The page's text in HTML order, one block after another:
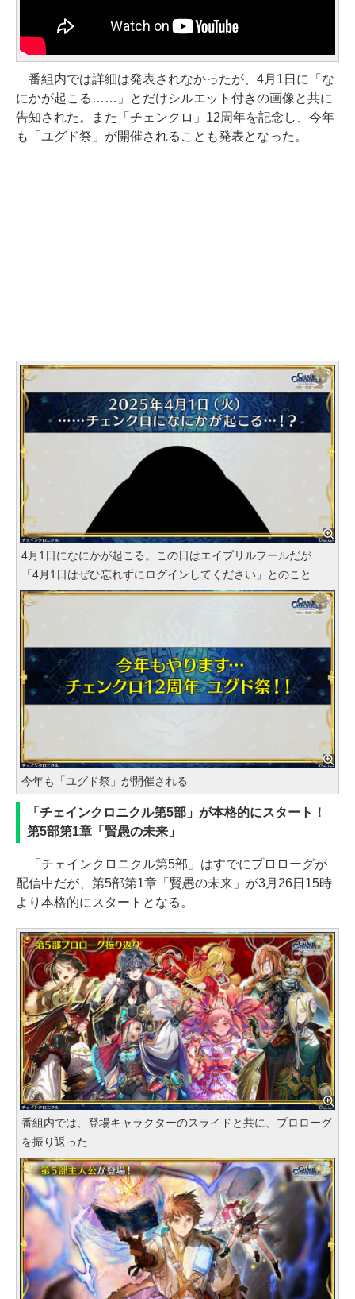
番組内では詳細は発表されなかったが、4月1日に「な
にかが起こる……」とだけシルエット付きの画像と共に
告知された。また「チェンクロ」12周年を記念し、今年
も「ユグド祭」が開催されることも発表となった。
4月1日になにかが起こる。この日はエイプリルフールだが……
「4月1日はぜひ忘れずにログインしてください」とのこと
今年も「ユグド祭」が開催される
「チェインクロニクル第5部」が本格的にスタート！
第5部第1章「賢愚の未来」
「チェインクロニクル第5部」はすでにプロローグが
配信中だが、第5部第1章「賢愚の未来」が3月26日15時
より本格的にスタートとなる。
番組内では、登場キャラクターのスライドと共に、プロローグ
を振り返った